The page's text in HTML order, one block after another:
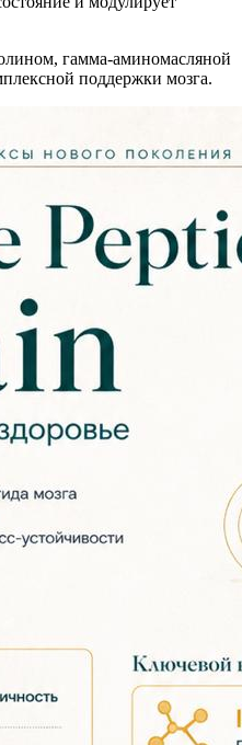
гамма-аминомасляной
поддержки мозга.